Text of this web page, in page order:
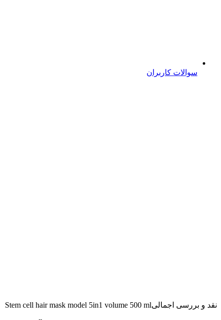
سوالات کاربران
نقد و بررسی اجمالیStem cell hair mask model 5in1 volume 500 ml